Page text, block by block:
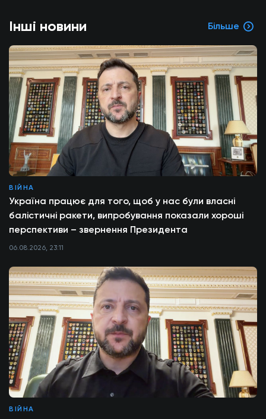
Інші новини Більше
ВІЙНА
Україна працює для того, щоб у нас були власні
балістичні ракети, випробування показали хороші
перспективи – звернення Президента
06.08.2026, 23:11
ВІЙНА